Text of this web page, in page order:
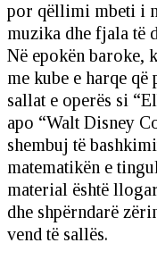
por qëllimi mbeti i
muzika dhe fjala të
Në epokën baroke,
me kube e harqe
sallat e operës si
apo “Walt Disney
shembuj të
matematikën e
material është
dhe shpërndarë
vend të sallës.